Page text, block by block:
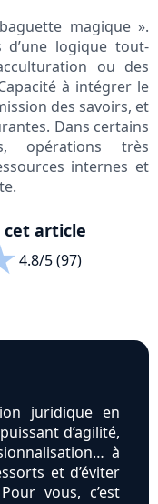
magique ».
d’une logique tout-
ou des
à intégrer le
des savoirs, et
Dans certains
opérations très
internes et
cet article
4.8/5 (97)
juridique en
d’agilité,
à
et d’éviter
vous, c’est